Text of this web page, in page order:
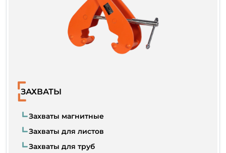
ЗАХВАТЫ
Захваты магнитные
Захваты для листов
Захваты для труб